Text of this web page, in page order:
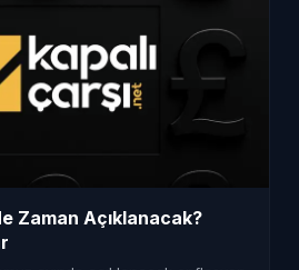
Zaman Açıklanacak?